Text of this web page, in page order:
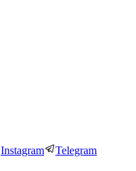
Instagram Telegram